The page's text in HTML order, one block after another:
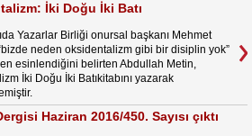
İki Doğu İki Batı
Yazarlar Birliği onursal başkanı Mehmet
“bizde neden oksidentalizm gibi bir disiplin yok”
esinlendiğini belirten Abdullah Metin,
İki Doğu İki Batıkitabını yazarak
Haziran 2016/450. Sayısı çıktı